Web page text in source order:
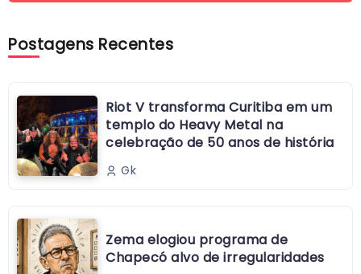
Postagens Recentes
Riot V transforma Curitiba em um
templo do Heavy Metal na
celebração de 50 anos de história
Gk
Zema elogiou programa de
Chapecó alvo de irregularidades